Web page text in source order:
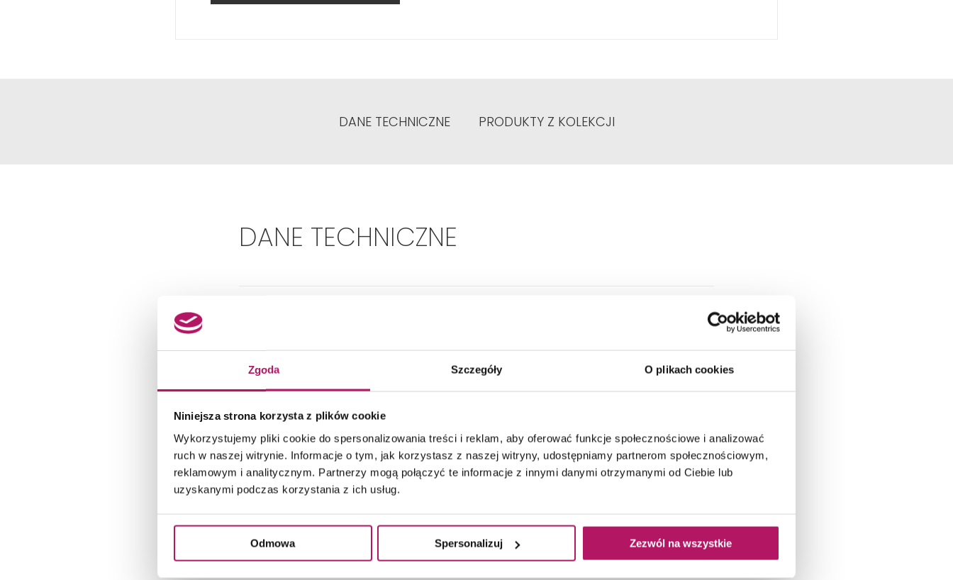
Zgoda Szczegóły O plikach cookies
Niniejsza strona korzysta z plików cookie
Wykorzystujemy pliki cookie do spersonalizowania treści i reklam, aby oferować funkcje społecznościowe i analizować
ruch w naszej witrynie. Informacje o tym, jak korzystasz z naszej witryny, udostępniamy partnerom społecznościowym,
reklamowym i analitycznym. Partnerzy mogą połączyć te informacje z innymi danymi otrzymanymi od Ciebie lub
uzyskanymi podczas korzystania z ich usług.
Odmowa Spersonalizuj Zezwól na wszystkie
DANE TECHNICZNE PRODUKTY Z KOLEKCJI
DANE TECHNICZNE
Zastosowanie:
Przeznaczenie: Łazienka, Taras i balkon, Hol i
przedpokój, Kuchnia, Salon i sypialnia
Długość: 597 mm
Szerokość: 597 mm